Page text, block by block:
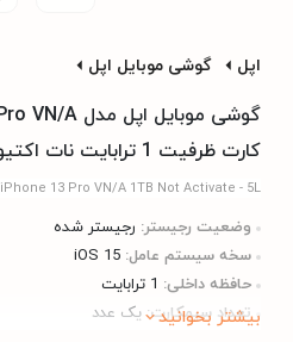
اپل گوشی موبایل اپل
کارت ظرفیت 1 ترابایت نات اکتیو-5L
iPhone 13 Pro VN/A 1TB Not Activate - 5L
وضعیت رجیستر: رجیستر شده
سخه سیستم عامل: iOS 15
حافظه داخلی: 1 ترابایت
تعداد سیمکارت: یک عدد بیشتر بخوانید